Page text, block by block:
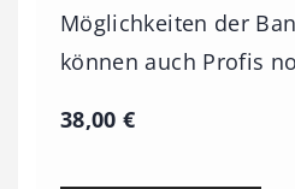
Möglichkeiten der
können auch Profis
38,00€